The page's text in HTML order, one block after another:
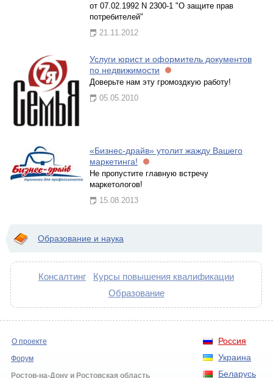
от 07.02.1992 N 2300-1 "О защите прав
потребителей"
21.11.2012
Услуги юрист и оформитель документов
по недвижимости
Доверьте нам эту громоздкую работу!
05.05.2010
«Бизнес-драйв» утолит жажду Вашего
маркетинга!
Не пропустите главную встречу
маркетологов!
15.08.2013
Образование и наука
Консалтинг
Курсы повышения квалификации
Образование
Россия
Украина
Беларусь
О проекте
Форум
Ростов-на-Дону и Ростовская область